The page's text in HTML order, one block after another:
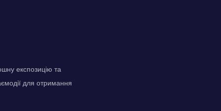
експозицію та
для отримання